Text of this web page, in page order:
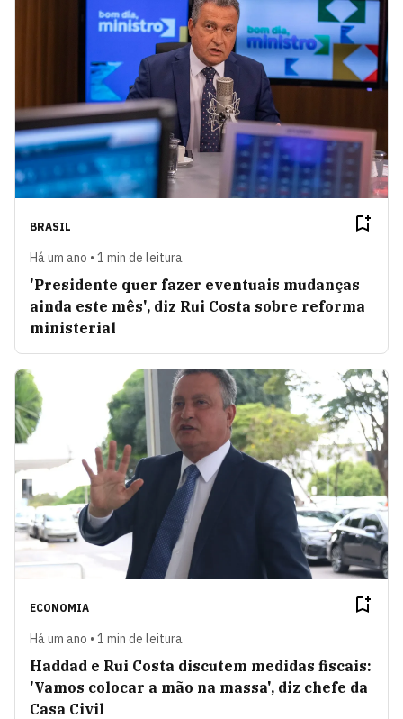
BRASIL
Há um ano • 1 min de leitura
'Presidente quer fazer eventuais mudanças
ainda este mês', diz Rui Costa sobre reforma
ministerial
ECONOMIA
Há um ano • 1 min de leitura
Haddad e Rui Costa discutem medidas fiscais:
'Vamos colocar a mão na massa', diz chefe da
Casa Civil